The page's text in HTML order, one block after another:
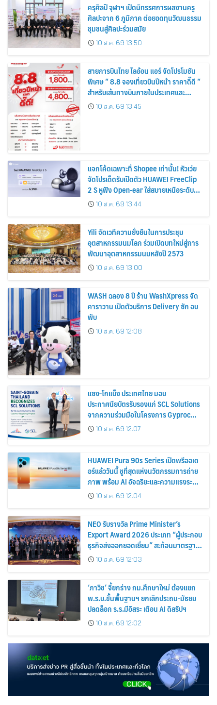
ครุศิลป์ จุฬาฯ เปิดนิทรรศการผลงานครู
ศิลปะจาก 6 ภูมิภาค ต่อยอดทุนวัฒนธรรม
ชุมชนสู่ศิลปะร่วมสมัย
10 ส.ค. 69 13:50
สายการบินไทย ไลอ้อน แอร์ จัดโปรโมชัน
พิเศษ ” 8.8 จองเที่ยวบินปีหน้า ราคาดี๊ดี ”
สำหรับเส้นทางบินภายในประเทศและ
ระหว่างประเทศ
10 ส.ค. 69 13:45
แจกโค้ดเฉพาะที่ Shopee เท่านั้น! หัวเว่ย
จัดโปรเด็ดรับเปิดตัว HUAWEI FreeClip
2 S หูฟัง Open-ear ใส่สบายเหนือระดับ
เคาะราคาพิเศษเริ่มเพียง 6,990 บาท
พร้อมของแถมสุดคุ้ม
10 ส.ค. 69 13:44
Yili จัดเวทีความยั่งยืนในการประชุม
อุตสาหกรรมนมโลก ร่วมเปิดบทใหม่สู่การ
พัฒนาอุตสาหกรรมนมหลังปี 2573
10 ส.ค. 69 13:00
WASH ฉลอง 8 ปี ร้าน WashXpress จัด
คาราวาน เปิดตัวบริการ Delivery ซัก อบ
พับ
10 ส.ค. 69 12:08
แซง-โกแบ็ง ประเทศไทย มอบ
ประกาศนียบัตรรับรองแก่ SCL Solutions
จากความร่วมมือในโครงการ Gyproc
Recycling
10 ส.ค. 69 12:07
HUAWEI Pura 90s Series เปิดพรีออเด
อร์แล้ววันนี้ ชูที่สุดแห่งนวัตกรรมการถ่าย
ภาพ พร้อม AI อัจฉริยะและความแรงระดับ
5G Advanced
10 ส.ค. 69 12:04
NEO รับรางวัล Prime Minister’s
Export Award 2026 ประเภท “ผู้ประกอบ
ธุรกิจส่งออกยอดเยี่ยม” สะท้อนมาตรฐาน
การดำเนินธุรกิจ พร้อมยกระดับศักยภาพ
สินค้าไทยสู่ตลาดโลก
10 ส.ค. 69 12:03
‘ภาวิช’ จี้ยกร่าง กม.ศึกษาใหม่ ต้องแยก
พ.ร.บ.ขั้นพื้นฐานฯ ยกเลิกประถม-มัธยม
ปลดล็อก ร.ร.มีอิสระ เตือน AI ดิสรัปฯ
10 ส.ค. 69 12:02